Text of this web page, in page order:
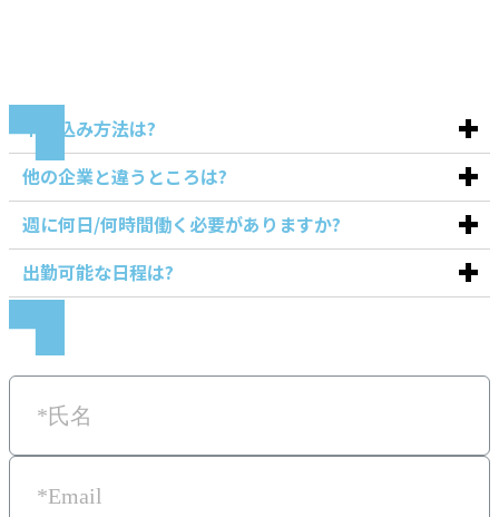
申し込み方法は?
他の企業と違うところは?
週に何日/何時間働く必要がありますか?
出勤可能な日程は?